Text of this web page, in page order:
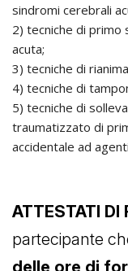
sindromi cerebrali
2) tecniche di primo
acuta;
3) tecniche di
4) tecniche di
5) tecniche di
traumatizzato di
accidentale ad
ATTESTATI DI
partecipante
delle ore di